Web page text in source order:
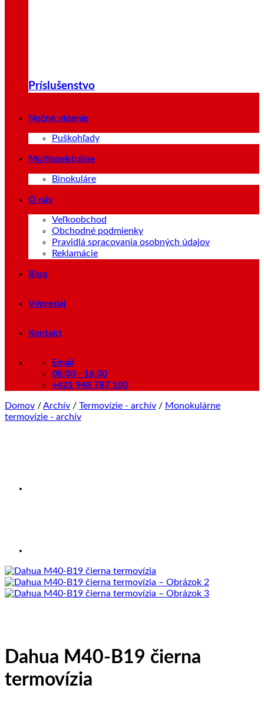
Príslušenstvo
Nočné videnie
Puškohľady
Multispektrálne
Binokuláre
O nás
Veľkoobchod
Obchodné podmienky
Pravidlá spracovania osobných údajov
Reklamácie
Blog
Výpredaj
Kontakt
Email
08:00 - 16:00
+421 948 787 100
Domov /Archív / Termovízie - archív / Monokulárne
termovízie - archív
Dahua M40-B19 čierna
termovízia